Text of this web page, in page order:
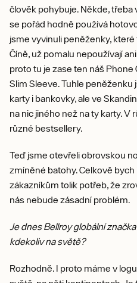
člověk pohybuje. Někde,
se pořád hodně používá
jsme vyvinuli peněženky,
Číně, už pomalu nepoužívají
proto tu je zase ten náš
Slim Sleeve. Tuhle peněženku
karty i bankovky, ale ve
na nic jiného než na ty karty.
různé bestsellery.
Teď jsme otevřeli obrovskou
zmíněné batohy. Celkově
zákazníkům tolik potřeb, že
nás nebude zásadní problém.
Je dnes Bellroy globální
kdekoliv na světě?
Rozhodně. I proto máme v